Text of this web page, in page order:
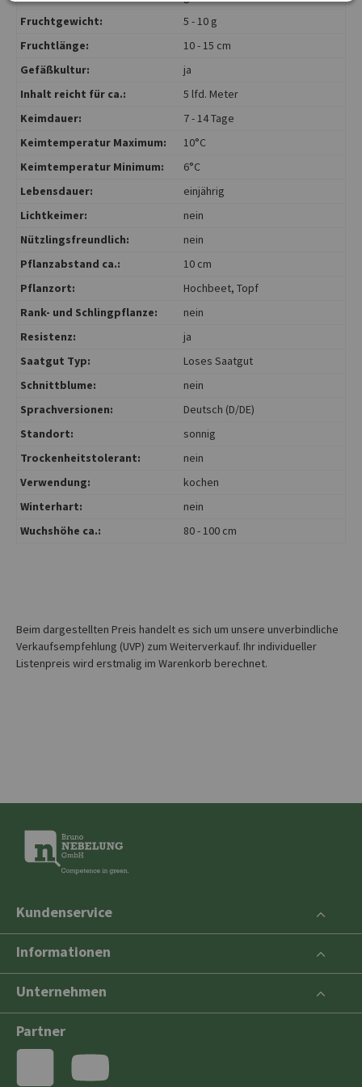
Fruchtgewicht:
5 - 10 g
Fruchtlänge:
10 - 15 cm
Gefäßkultur:
ja
Inhalt reicht für ca.:
5 lfd. Meter
Keimdauer:
7 - 14 Tage
Keimtemperatur Maximum:
10°C
Keimtemperatur Minimum:
6°C
Lebensdauer:
einjährig
Lichtkeimer:
nein
Nützlingsfreundlich:
nein
Pflanzabstand ca.:
10 cm
Pflanzort:
Hochbeet, Topf
Rank- und Schlingpflanze:
nein
Resistenz:
ja
Saatgut Typ:
Loses Saatgut
Schnittblume:
nein
Sprachversionen:
Deutsch (D/DE)
Standort:
sonnig
Trockenheitstolerant:
nein
Verwendung:
kochen
Winterhart:
nein
Wuchshöhe ca.:
80 - 100 cm
Beim dargestellten Preis handelt es sich um unsere unverbindliche
Verkaufsempfehlung (UVP) zum Weiterverkauf. Ihr individueller
Listenpreis wird erstmalig im Warenkorb berechnet.
Kundenservice
Informationen
Unternehmen
Partner